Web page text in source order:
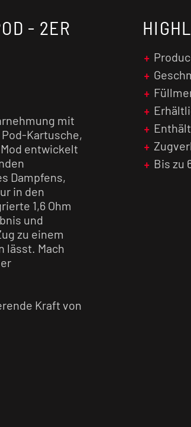
- 2ER
mit
Kartusche,
entwickelt
Dampfens,
in den
1,6 Ohm
und
zu einem
lässt. Mach
Kraft von
Bis zu